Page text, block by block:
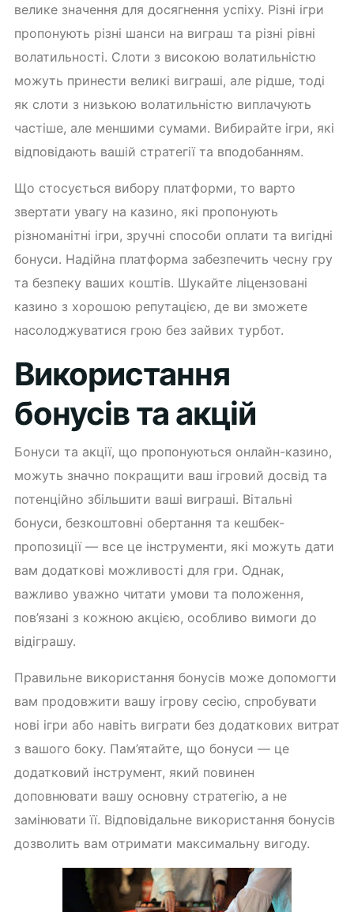
велике значення для досягнення успіху. Різні ігри
пропонують різні шанси на виграш та різні рівні
волатильності. Слоти з високою волатильністю
можуть принести великі виграші, але рідше, тоді
як слоти з низькою волатильністю виплачують
частіше, але меншими сумами. Вибирайте ігри, які
відповідають вашій стратегії та вподобанням.
Що стосується вибору платформи, то варто
звертати увагу на казино, які пропонують
різноманітні ігри, зручні способи оплати та вигідні
бонуси. Надійна платформа забезпечить чесну гру
та безпеку ваших коштів. Шукайте ліцензовані
казино з хорошою репутацією, де ви зможете
насолоджуватися грою без зайвих турбот.
Використання
бонусів та акцій
Бонуси та акції, що пропонуються онлайн-казино,
можуть значно покращити ваш ігровий досвід та
потенційно збільшити ваші виграші. Вітальні
бонуси, безкоштовні обертання та кешбек-
пропозиції — все це інструменти, які можуть дати
вам додаткові можливості для гри. Однак,
важливо уважно читати умови та положення,
пов’язані з кожною акцією, особливо вимоги до
відіграшу.
Правильне використання бонусів може допомогти
вам продовжити вашу ігрову сесію, спробувати
нові ігри або навіть виграти без додаткових витрат
з вашого боку. Пам’ятайте, що бонуси — це
додатковий інструмент, який повинен
доповнювати вашу основну стратегію, а не
замінювати її. Відповідальне використання бонусів
дозволить вам отримати максимальну вигоду.